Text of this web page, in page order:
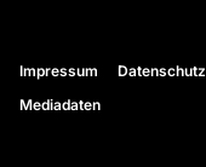
Impressum
Datenschutz
Mediadaten